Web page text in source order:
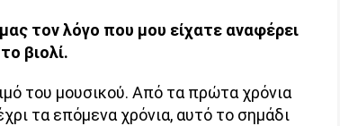
τον λόγο που μου είχατε αναφέρει
βιολί.
του μουσικού. Από τα πρώτα χρόνια
τα επόμενα χρόνια, αυτό το σημάδι